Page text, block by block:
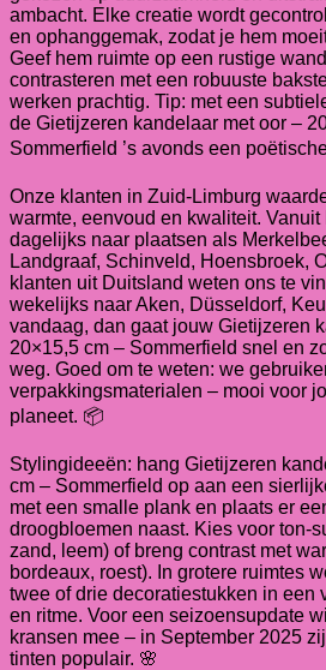
ambacht. Elke creatie wordt
en ophanggemak, zodat je hem
Geef hem ruimte op een rustige
contrasteren met een robuuste
werken prachtig. Tip: met een
de Gietijzeren kandelaar met oor –
Sommerfield ’s avonds een
Onze klanten in Zuid-Limburg
warmte, eenvoud en kwaliteit.
dagelijks naar plaatsen als
Landgraaf, Schinveld, Hoensbroek,
klanten uit Duitsland weten ons te
wekelijks naar Aken, Düsseldorf,
vandaag, dan gaat jouw Gietijzeren
20×15,5 cm – Sommerfield snel en
weg. Goed om te weten: we
verpakkingsmaterialen – mooi voor
planeet. 📦
Stylingideeën: hang Gietijzeren
cm – Sommerfield op aan een
met een smalle plank en plaats er
droogbloemen naast. Kies voor ton-
zand, leem) of breng contrast met
bordeaux, roest). In grotere ruimtes
twee of drie decoratiestukken in een
en ritme. Voor een seizoensupdate
kransen mee – in September 2025
tinten populair. 🌸